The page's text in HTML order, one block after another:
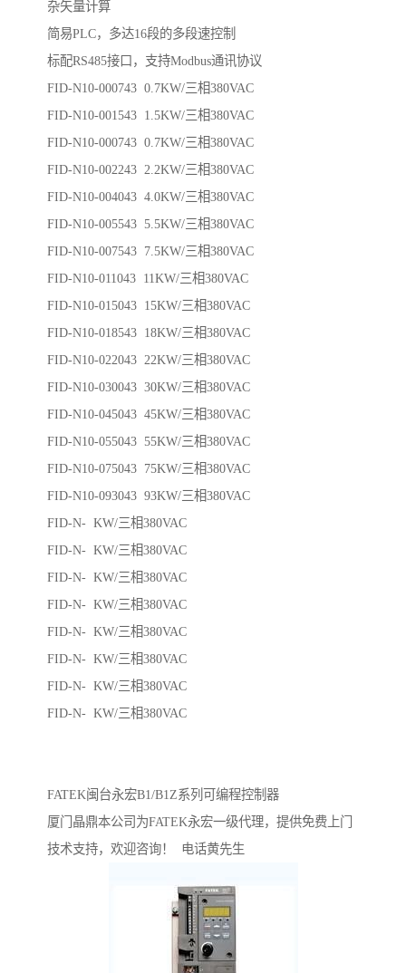
杂矢量计算
简易PLC，多达16段的多段速控制
标配RS485接口，支持Modbus通讯协议
FID-N10-000743 0.7KW/三相380VAC
FID-N10-001543 1.5KW/三相380VAC
FID-N10-000743 0.7KW/三相380VAC
FID-N10-002243 2.2KW/三相380VAC
FID-N10-004043 4.0KW/三相380VAC
FID-N10-005543 5.5KW/三相380VAC
FID-N10-007543 7.5KW/三相380VAC
FID-N10-011043 11KW/三相380VAC
FID-N10-015043 15KW/三相380VAC
FID-N10-018543 18KW/三相380VAC
FID-N10-022043 22KW/三相380VAC
FID-N10-030043 30KW/三相380VAC
FID-N10-045043 45KW/三相380VAC
FID-N10-055043 55KW/三相380VAC
FID-N10-075043 75KW/三相380VAC
FID-N10-093043 93KW/三相380VAC
FID-N- KW/三相380VAC
FID-N- KW/三相380VAC
FID-N- KW/三相380VAC
FID-N- KW/三相380VAC
FID-N- KW/三相380VAC
FID-N- KW/三相380VAC
FID-N- KW/三相380VAC
FID-N- KW/三相380VAC
FATEK闽台永宏B1/B1Z系列可编程控制器
厦门晶鼎本公司为FATEK永宏一级代理，提供免费上门
技术支持，欢迎咨询！ 电话黄先生